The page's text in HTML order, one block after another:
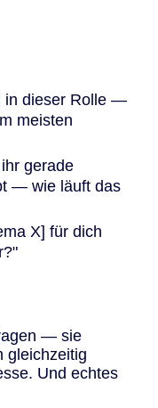
in dieser Rolle —
meisten
gerade
— wie läuft das
X] für dich
— sie
gleichzeitig
Und echtes